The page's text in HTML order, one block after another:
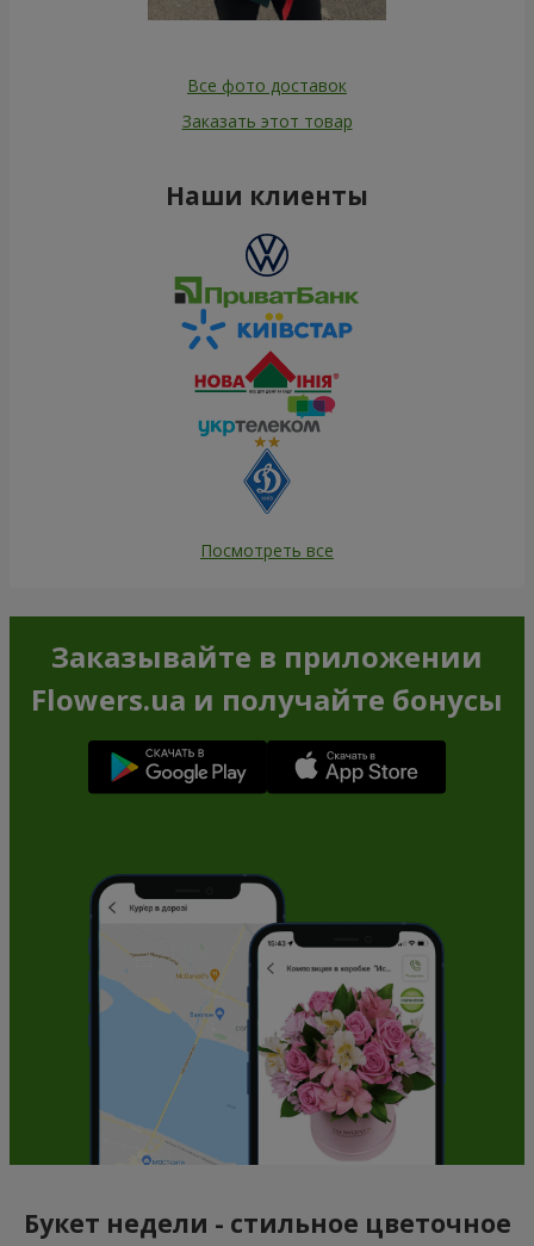
Все фото доставок
Заказать этот товар
Наши клиенты
Посмотреть все
Заказывайте в приложении
Flowers.ua и получайте бонусы
Букет недели - стильное цветочное